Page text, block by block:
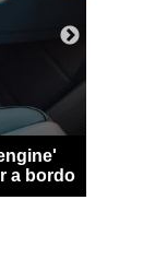
a bordo